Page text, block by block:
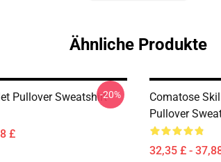
Ähnliche Produkte
Pullover Sweatshirt
£
-20%
Comatose
Pullover
32,35 £ -